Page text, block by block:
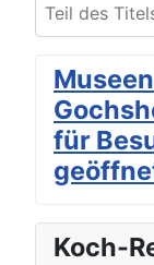
für
Koch-